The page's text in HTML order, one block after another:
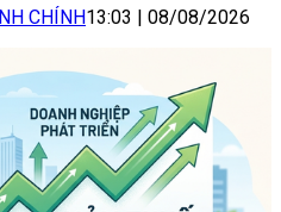
CHÍNH13:03 | 08/08/2026